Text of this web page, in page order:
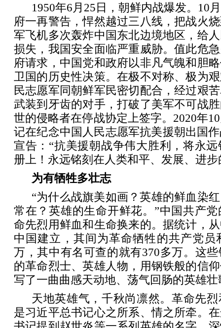
1950年6月25日，朝鲜内战爆发。10
府一再警告，悍然越过三八线，把战火
军飞机多次轰炸中国东北边境地区，给
损失，我国安全面临严重威胁。值此危
府请求，中国党和政府以非凡气魄和胆
卫国的历史性决策。在极不对称、极为
民志愿军同朝鲜军民密切配合，经过艰
武装到牙齿的对手，打破了美军不可战
世的侵略者在停战协定上签字。2020年
记在纪念中国人民志愿军抗美援朝出国
宣告：“抗美援朝战争伟大胜利，将永
册上！永远铭刻在人类和平、发展、进步
为有牺牲多壮志
“为什么战旗美如画？英雄的鲜血染
常在？英雄的生命开鲜花。”中国共产
命先烈用鲜血和生命换来的。据统计，
中国建立，其间为革命牺牲的共产党员
万，其中有名可查的就有370多万。这
的革命烈士、英雄人物，用钢铁般的信
写了一曲曲感天动地、荡气回肠的英雄壮
天地英雄气，千秋尚凛然。革命先
是习近平总书记心之所系、情之所牵。